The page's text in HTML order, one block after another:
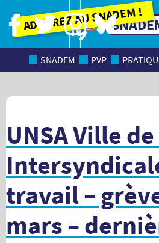
Adhérez au SNADEM !
SNADEM PVP
UNSA Ville
travail –
mars –